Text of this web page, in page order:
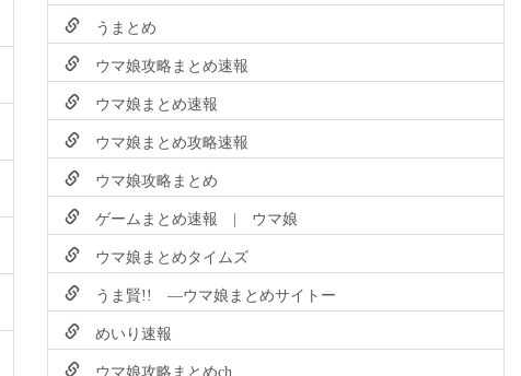
うまとめ
ウマ娘攻略まとめ速報
ウマ娘まとめ速報
ウマ娘まとめ攻略速報
ウマ娘攻略まとめ
ゲームまとめ速報 | ウマ娘
ウマ娘まとめタイムズ
うま賢!! ―ウマ娘まとめサイトー
めいり速報
ウマ娘攻略まとめch